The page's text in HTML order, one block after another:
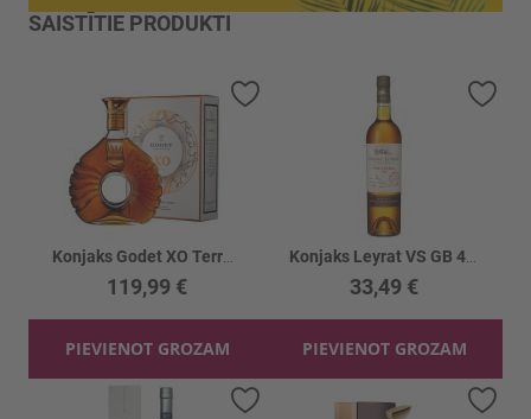
SAISTĪTIE PRODUKTI
119,99 €
PIEVIENOT GROZAM
Pievienot vēlmju sarakstam
33,49 €
PIEVIENOT GROZAM
Pievienot vēlmju sarakstam